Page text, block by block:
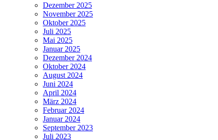
Dezember 2025
November 2025
Oktober 2025
Juli 2025
Mai 2025
Januar 2025
Dezember 2024
Oktober 2024
August 2024
Juni 2024
April 2024
März 2024
Februar 2024
Januar 2024
September 2023
Juli 2023